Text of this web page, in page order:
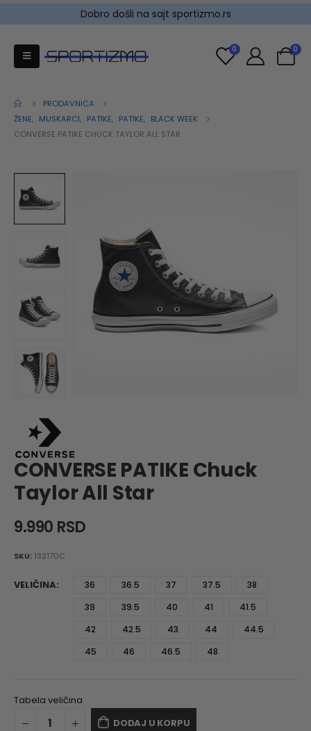
Dobro došli na sajt sportizmo.rs
0 0
PRODAVNICA
ŽENE, MUSKARCI, PATIKE, PATIKE, BLACK WEEK
CONVERSE PATIKE CHUCK TAYLOR ALL STAR
CONVERSE PATIKE Chuck
Taylor All Star
9.990 RSD
SKU: 132170C
VELIČINA 36 36.5 37 37.5
38
39
39.5 40 41
41.5
42
42.5 43 44
44.5
45
46 46.5 48
Tabela veličina
DODAJ U KORPU